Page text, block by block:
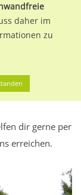
. Damit
über den
sowie
dieser Seite
dir gerne per
erreichen.
daher im
zu